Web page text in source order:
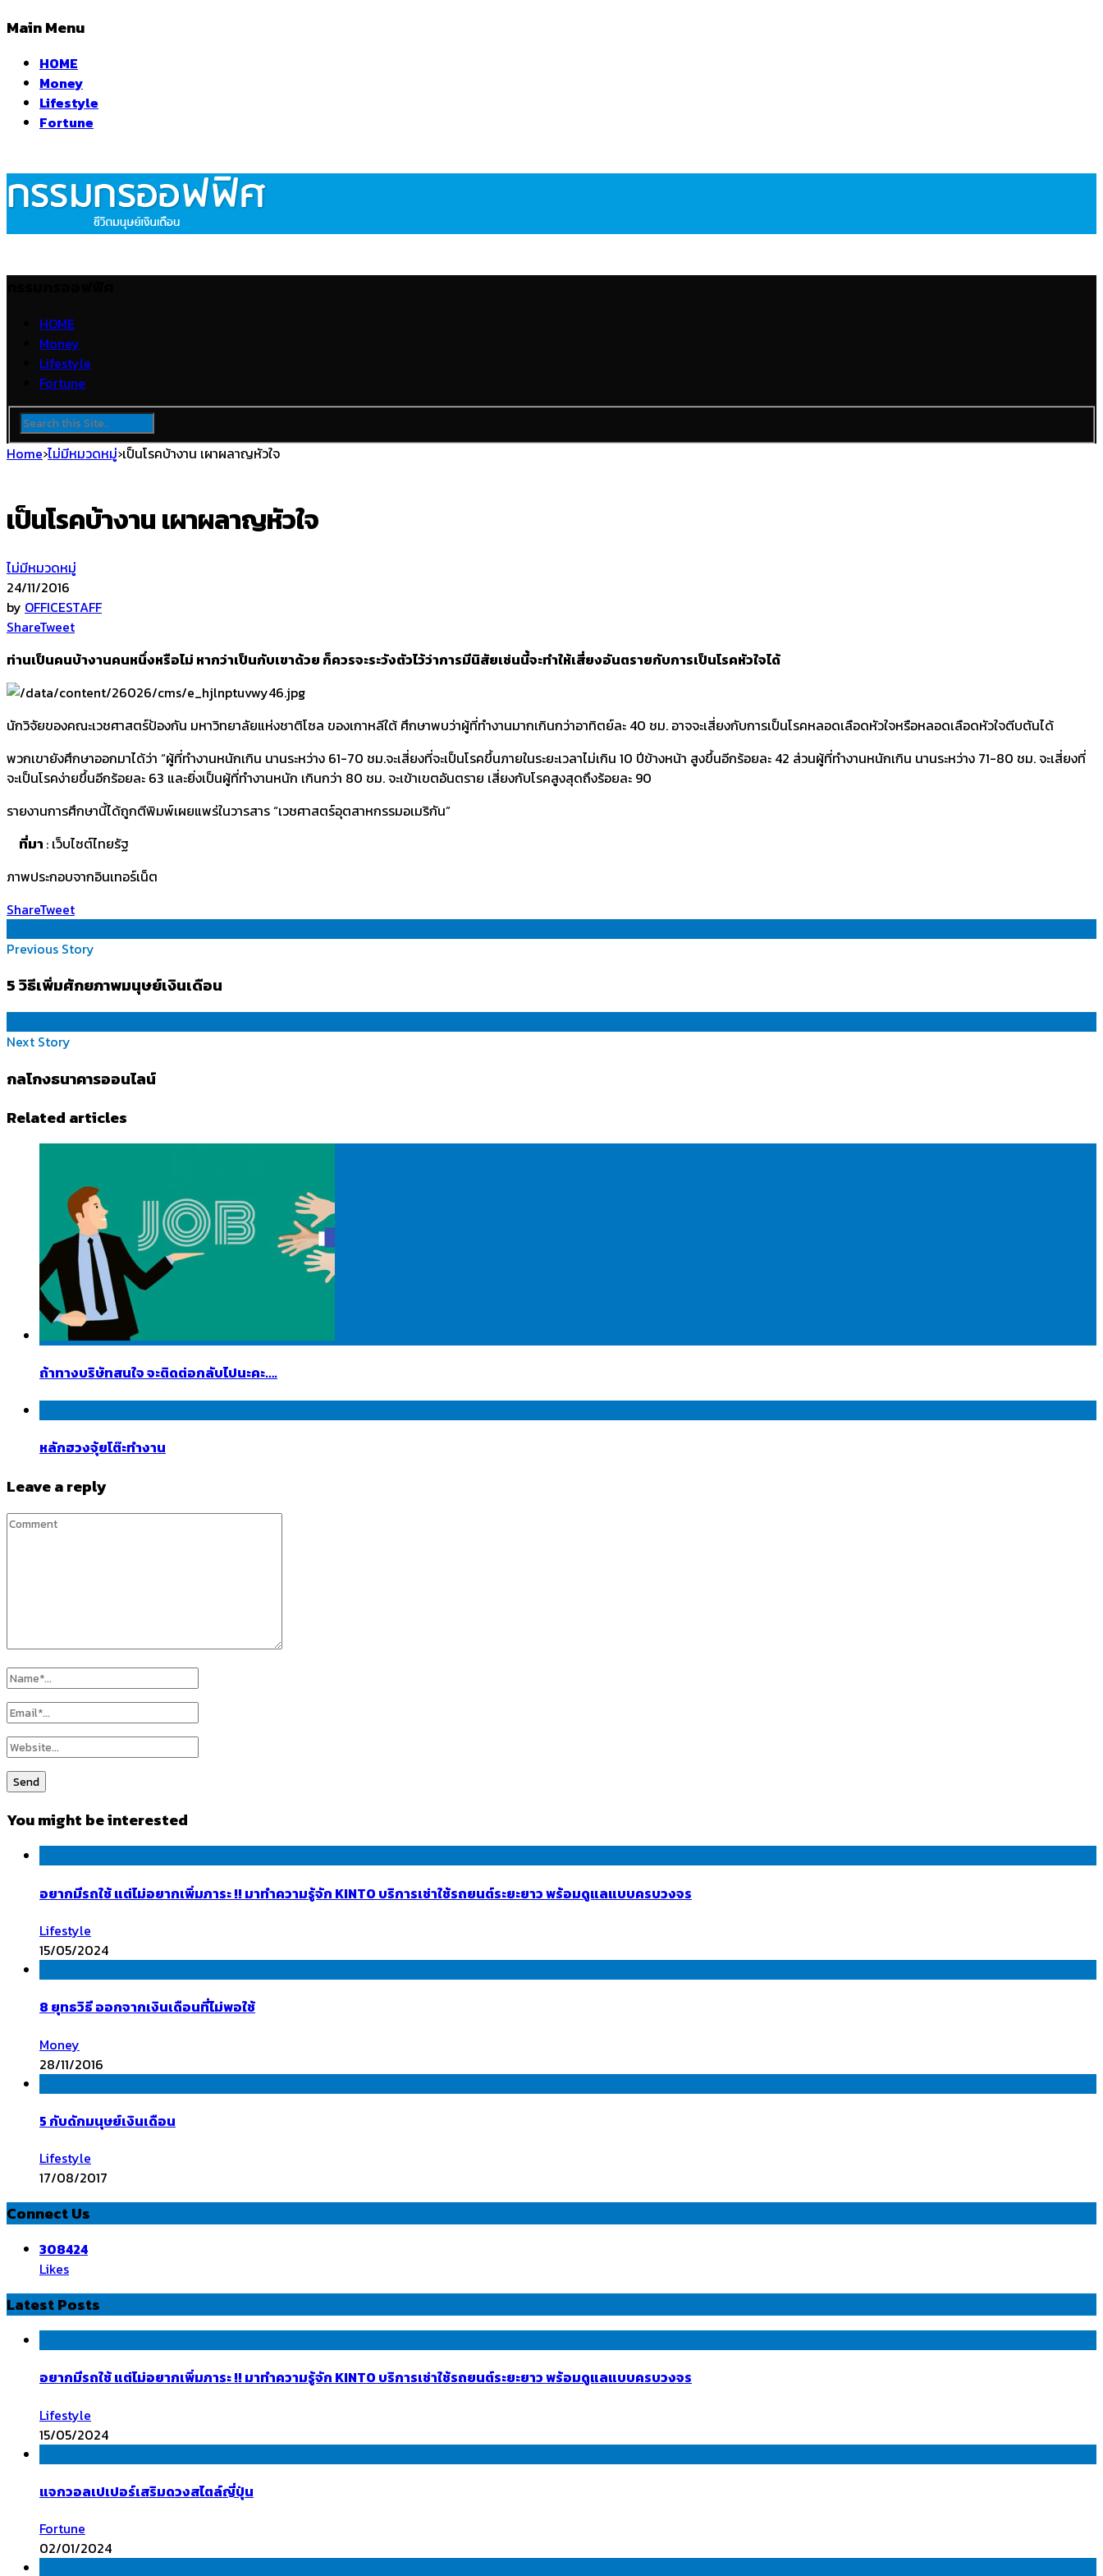
Main Menu
HOME
Money
Lifestyle
Fortune
HOME
Money
Lifestyle
Fortune
Home›ไม่มีหมวดหมู่›เป็นโรคบ้างาน เผาผลาญหัวใจ
เป็นโรคบ้างาน เผาผลาญหัวใจ
ไม่มีหมวดหมู่
24/11/2016
by OFFICESTAFF
ShareTweet
ท่านเป็นคนบ้างานคนหนึ่งหรือไม่ หากว่าเป็นกับเขาด้วย ก็ควรจะระวังตัวไว้ว่าการมีนิสัยเช่นนี้จะทำให้เสี่ยงอันตรายกับการเป็นโรคหัวใจได้
นักวิจัยของคณะเวชศาสตร์ป้องกัน มหาวิทยาลัยแห่งชาติโซล ของเกาหลีใต้ ศึกษาพบว่าผู้ที่ทำงานมากเกินกว่าอาทิตย์ละ 40 ชม. อาจจะเสี่ยงกับการเป็นโรคหลอดเลือดหัวใจหรือหลอดเลือดหัวใจตีบตันได้
พวกเขายังศึกษาออกมาได้ว่า “ผู้ที่ทำงานหนักเกิน นานระหว่าง 61-70 ชม.จะเสี่ยงที่จะเป็นโรคขึ้นภายในระยะเวลาไม่เกิน 10 ปีข้างหน้า สูงขึ้นอีกร้อยละ 42 ส่วนผู้ที่ทำงานหนักเกิน นานระหว่าง 71-80 ชม. จะเสี่ยงที่
จะเป็นโรคง่ายขึ้นอีกร้อยละ 63 และยิ่งเป็นผู้ที่ทำงานหนัก เกินกว่า 80 ชม. จะเข้าเขตอันตราย เสี่ยงกับโรคสูงสุดถึงร้อยละ 90
รายงานการศึกษานี้ได้ถูกตีพิมพ์เผยแพร่ในวารสาร “เวชศาสตร์อุตสาหกรรมอเมริกัน”
ที่มา : เว็บไซต์ไทยรัฐ
ภาพประกอบจากอินเทอร์เน็ต
ShareTweet
Previous Story
5 วิธีเพิ่มศักยภาพมนุษย์เงินเดือน
Next Story
กลโกงธนาคารออนไลน์
Related articles
ถ้าทางบริษัทสนใจ จะติดต่อกลับไปนะคะ….
หลักฮวงจุ้ยโต๊ะทำงาน
Leave a reply
You might be interested
อยากมีรถใช้ แต่ไม่อยากเพิ่มภาระ !! มาทำความรู้จัก KINTO บริการเช่าใช้รถยนต์ระยะยาว พร้อมดูแลแบบครบวงจร
Lifestyle
15/05/2024
8 ยุทธวิธี ออกจากเงินเดือนที่ไม่พอใช้
Money
28/11/2016
5 กับดักมนุษย์เงินเดือน
Lifestyle
17/08/2017
Connect Us
308424
Likes
Latest Posts
อยากมีรถใช้ แต่ไม่อยากเพิ่มภาระ !! มาทำความรู้จัก KINTO บริการเช่าใช้รถยนต์ระยะยาว พร้อมดูแลแบบครบวงจร
Lifestyle
15/05/2024
แจกวอลเปเปอร์เสริมดวงสไตล์ญี่ปุ่น
Fortune
02/01/2024